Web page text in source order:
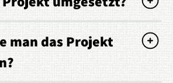
man das Projekt